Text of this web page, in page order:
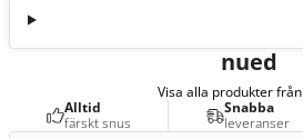
nued
Visa alla produkter från
Alltid
färskt snus
Snabba
leveranser